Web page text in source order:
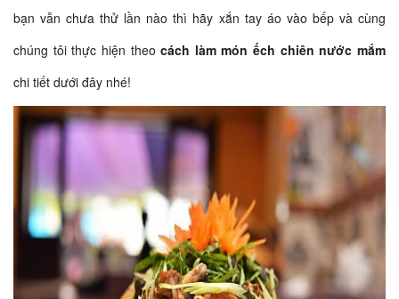
bạn vẫn chưa thử lần nào thì hãy xắn tay áo vào bếp và cùng
chúng tôi thực hiện theocách làm món ếch chiên nước mắm
chi tiết dưới đây nhé!